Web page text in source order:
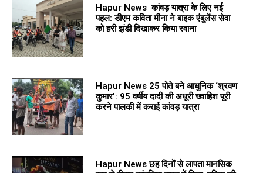
Hapur News कांवड़ यात्रा के लिए नई
पहल: डीएम कविता मीना ने बाइक एंबुलेंस सेवा
को हरी झंडी दिखाकर किया रवाना
Hapur News 25 पोते बने आधुनिक ‘श्रवण
कुमार’: 95 वर्षीय दादी की अधूरी ख्वाहिश पूरी
करने पालकी में कराई कांवड़ यात्रा
Hapur News छह दिनों से लापता मानसिक